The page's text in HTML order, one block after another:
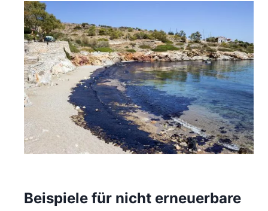
Beispiele für nicht erneuerbare